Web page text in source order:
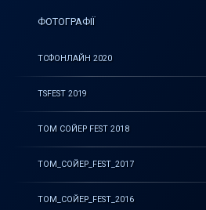
ФОТОГРАФІЇ
ТСФОНЛАЙН 2020
TSFEST 2019
ТОМ СОЙЕР FEST 2018
ТОМ_СОЙЕР_FEST_2017
ТОМ_СОЙЕР_FEST_2016